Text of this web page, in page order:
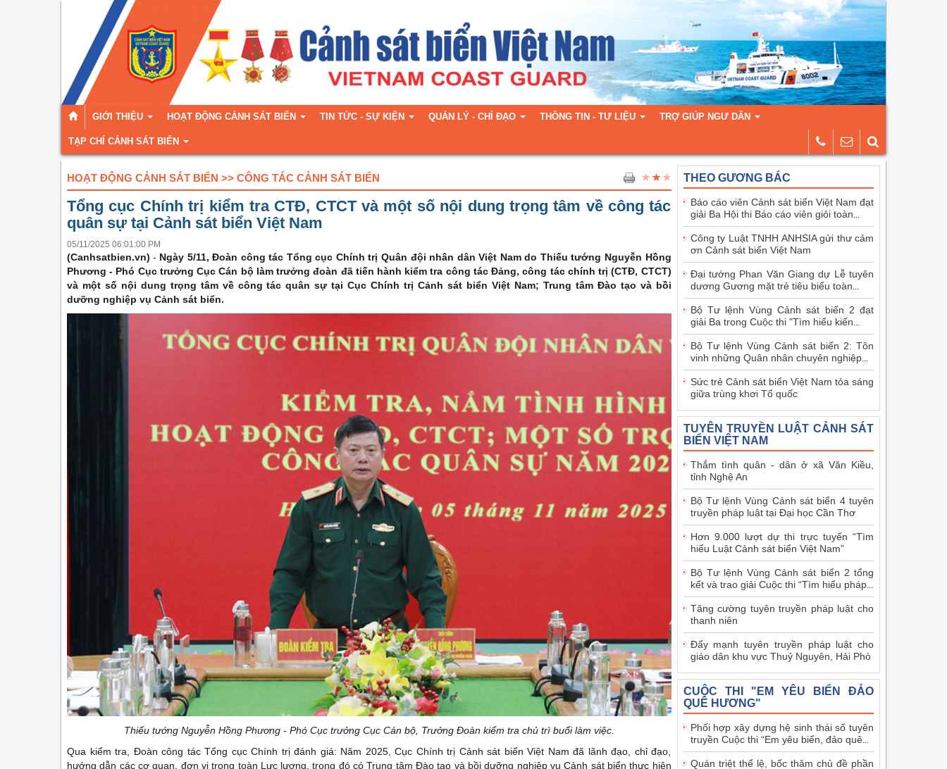
GIỚI THIỆU HOẠT ĐỘNG CẢNH SÁT BIỂN TIN TỨC - SỰ KIỆN QUẢN LÝ - CHỈ ĐẠO THÔNG TIN - TƯ LIỆU TRỢ GIÚP NGƯ DÂN
TẠP CHÍ CẢNH SÁT BIỂN
HOẠT ĐỘNG CẢNH SÁT BIỂN >> CÔNG TÁC CẢNH SÁT BIỂN
Tổng cục Chính trị kiểm tra CTĐ, CTCT và một số nội dung trọng tâm về công tác
quân sự tại Cảnh sát biển Việt Nam
05/11/2025 06:01:00 PM
(Canhsatbien.vn) - Ngày 5/11, Đoàn công tác Tổng cục Chính trị Quân đội nhân dân Việt Nam do Thiếu tướng Nguyễn Hồng
Phương - Phó Cục trưởng Cục Cán bộ làm trưởng đoàn đã tiến hành kiểm tra công tác Đảng, công tác chính trị (CTĐ, CTCT)
và một số nội dung trọng tâm về công tác quân sự tại Cục Chính trị Cảnh sát biển Việt Nam; Trung tâm Đào tạo và bồi
dưỡng nghiệp vụ Cảnh sát biển.
Thiếu tướng Nguyễn Hồng Phương - Phó Cục trưởng Cục Cán bộ, Trưởng Đoàn kiểm tra chủ trì buổi làm việc.
Qua kiểm tra, Đoàn công tác Tổng cục Chính trị đánh giá: Năm 2025, Cục Chính trị Cảnh sát biển Việt Nam đã lãnh đạo, chỉ đạo,
hướng dẫn các cơ quan, đơn vị trong toàn Lực lượng, trong đó có Trung tâm Đào tạo và bồi dưỡng nghiệp vụ Cảnh sát biển thực hiện
THEO GƯƠNG BÁC
Báo cáo viên Cảnh sát biển Việt Nam đạt
giải Ba Hội thi Báo cáo viên giỏi toàn
Công ty Luật TNHH ANHSIA gửi thư cảm
ơn Cảnh sát biển Việt Nam
Đại tướng Phan Văn Giang dự Lễ tuyên
dương Gương mặt trẻ tiêu biểu toàn
Bộ Tư lệnh Vùng Cảnh sát biển 2 đạt
giải Ba trong Cuộc thi "Tìm hiểu kiến
Bộ Tư lệnh Vùng Cảnh sát biển 2: Tôn
vinh những Quân nhân chuyên nghiệp...
Sức trẻ Cảnh sát biển Việt Nam tỏa sáng
giữa trùng khơi Tổ quốc
TUYÊN TRUYỀN LUẬT CẢNH SÁT
BIỂN VIỆT NAM
Thắm tình quân - dân ở xã Văn Kiều,
tỉnh Nghệ An
Bộ Tư lệnh Vùng Cảnh sát biển 4 tuyên
truyền pháp luật tại Đại học Cần Thơ
Hơn 9.000 lượt dự thi trực tuyến “Tìm
hiểu Luật Cảnh sát biển Việt Nam”
Bộ Tư lệnh Vùng Cảnh sát biển 2 tổng
kết và trao giải Cuộc thi “Tìm hiểu pháp...
Tăng cường tuyên truyền pháp luật cho
thanh niên
Đẩy mạnh tuyên truyền pháp luật cho
giáo dân khu vực Thuỷ Nguyên, Hải Phò
CUỘC THI "EM YÊU BIỂN ĐẢO
QUÊ HƯƠNG"
Phối hợp xây dựng hệ sinh thái số tuyên
truyền Cuộc thi “Em yêu biển, đảo quê...
Quán triệt thể lệ, bốc thăm chủ đề phần